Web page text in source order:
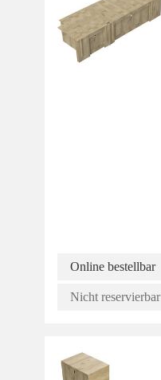
Online bestellbar
Nicht reservierbar